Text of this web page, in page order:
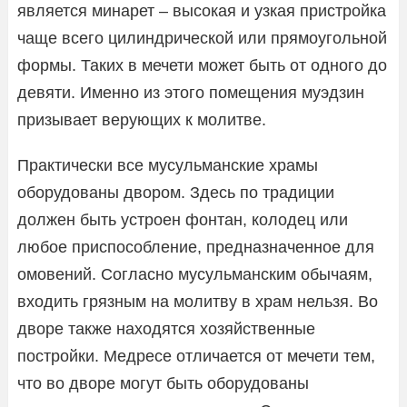
является минарет – высокая и узкая пристройка
чаще всего цилиндрической или прямоугольной
формы. Таких в мечети может быть от одного до
девяти. Именно из этого помещения муэдзин
призывает верующих к молитве.
Практически все мусульманские храмы
оборудованы двором. Здесь по традиции
должен быть устроен фонтан, колодец или
любое приспособление, предназначенное для
омовений. Согласно мусульманским обычаям,
входить грязным на молитву в храм нельзя. Во
дворе также находятся хозяйственные
постройки. Медресе отличается от мечети тем,
что во дворе могут быть оборудованы